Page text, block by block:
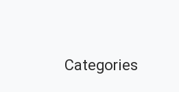
Categories